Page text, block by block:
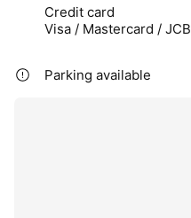
Credit card
Visa / Mastercard / JCB
Parking available